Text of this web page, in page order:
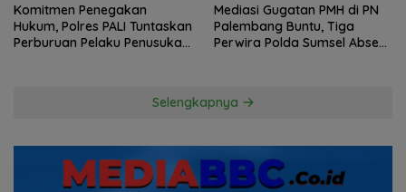
Komitmen Penegakan
Hukum, Polres PALI Tuntaskan
Perburuan Pelaku Penusukan
Mediasi Gugatan PMH di PN
Palembang Buntu, Tiga
Perwira Polda Sumsel Absen,
Selengkapnya